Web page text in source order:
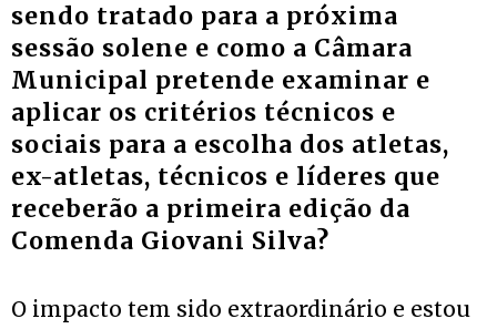
sendo tratado para a próxima
sessão solene e como a Câmara
Municipal pretende examinar e
aplicar os critérios técnicos e
sociais para a escolha dos atletas,
ex-atletas, técnicos e líderes que
receberão a primeira edição da
Comenda Giovani Silva?
O impacto tem sido extraordinário e estou